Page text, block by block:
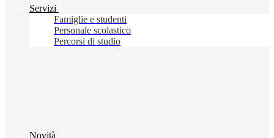
Servizi
Famiglie e studenti
Personale scolastico
Percorsi di studio
Novità